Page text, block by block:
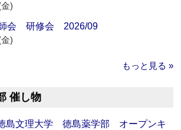
)
師会 研修会 2026/09
)
もっと見る »
催し物
島文理大学 徳島薬学部 オープンキ